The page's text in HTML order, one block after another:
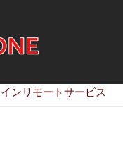
ンリモートサービス